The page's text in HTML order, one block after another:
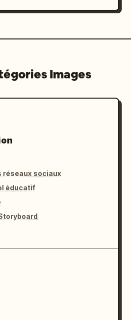
Images
réseaux sociaux
éducatif